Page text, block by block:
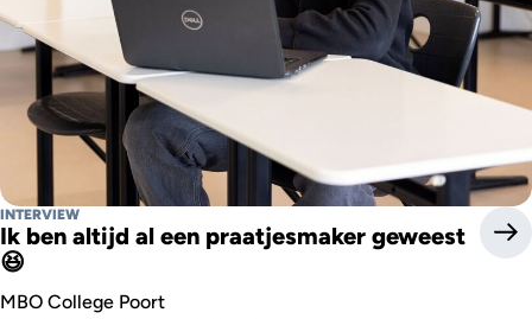
INTERVIEW
Ik ben altijd al een praatjesmaker geweest
😆
MBO College Poort